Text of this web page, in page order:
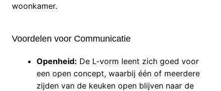
woonkamer.
Voordelen voor Communicatie
Openheid: De L-vorm leent zich goed voor
een open concept, waarbij één of meerdere
zijden van de keuken open blijven naar de